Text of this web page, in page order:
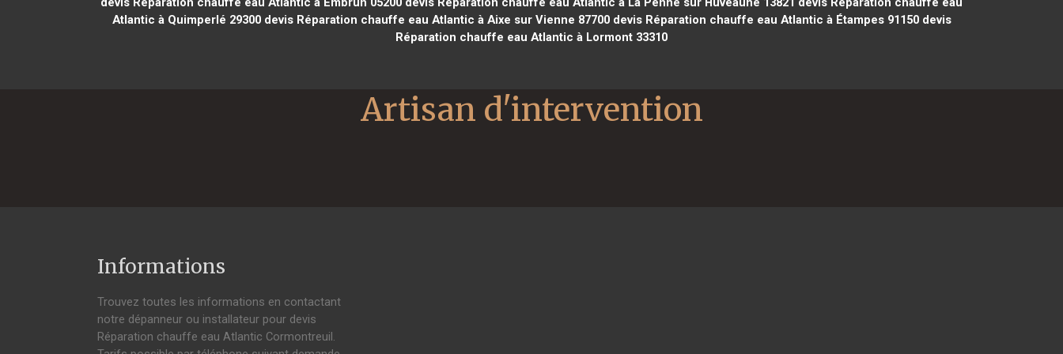
Atlantic à Quimperlé 29300devis Réparation chauffe eau Atlantic à Aixe sur Vienne 87700devis Réparation chauffe eau Atlantic à Étampes 91150devis
Réparation chauffe eau Atlantic à Lormont 33310
Informations
Trouvez toutes les informations en contactant
notre dépanneur ou installateur pour devis
Réparation chauffe eau Atlantic Cormontreuil.
Artisan d'intervention